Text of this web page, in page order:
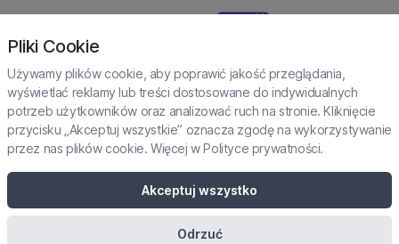
u dorosłych – jak
diagnoza w ujęciu
biopsychospołecznym?
Pliki Cookie
Używamy plików cookie, aby poprawić jakość przeglądania,
wyświetlać reklamy lub treści dostosowane do indywidualnych
potrzeb użytkowników oraz analizować ruch na stronie. Kliknięcie
przycisku „Akceptuj wszystkie” oznacza zgodę na wykorzystywanie
przez nas plików cookie. Więcej wPolityce prywatności.
Akceptuj wszystko
Odrzuć